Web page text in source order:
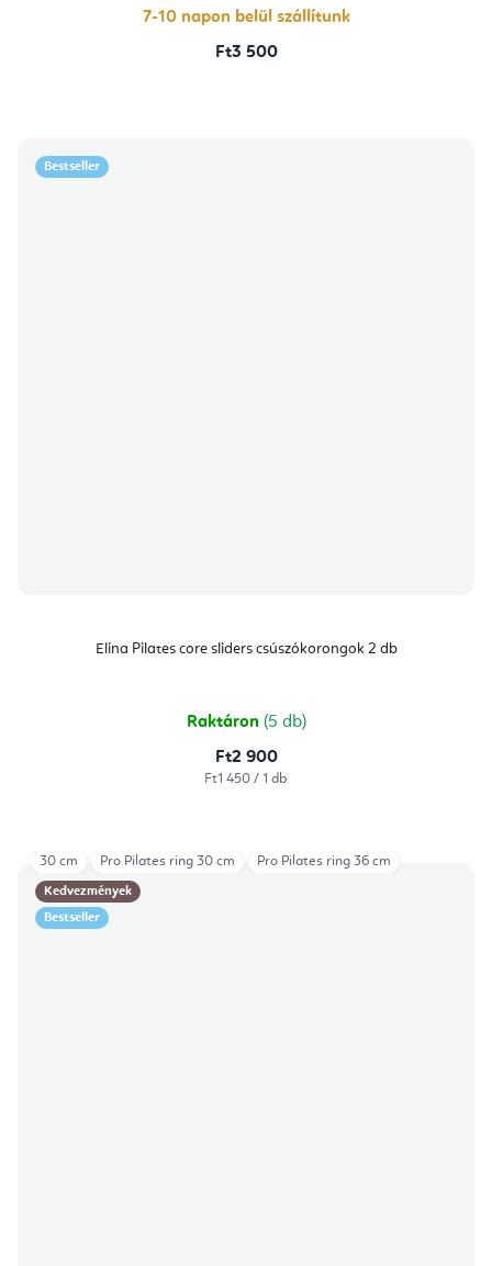
7-10 napon belül szállítunk
Ft3 500
Bestseller
Elina Pilates core sliders csúszókorongok 2 db
Raktáron (5 db)
Ft2 900
Egységár:
Ft1 450 / 1 db
Kedvezmények
Bestseller
30 cm Pro Pilates ring 30 cm Pro Pilates ring 36 cm